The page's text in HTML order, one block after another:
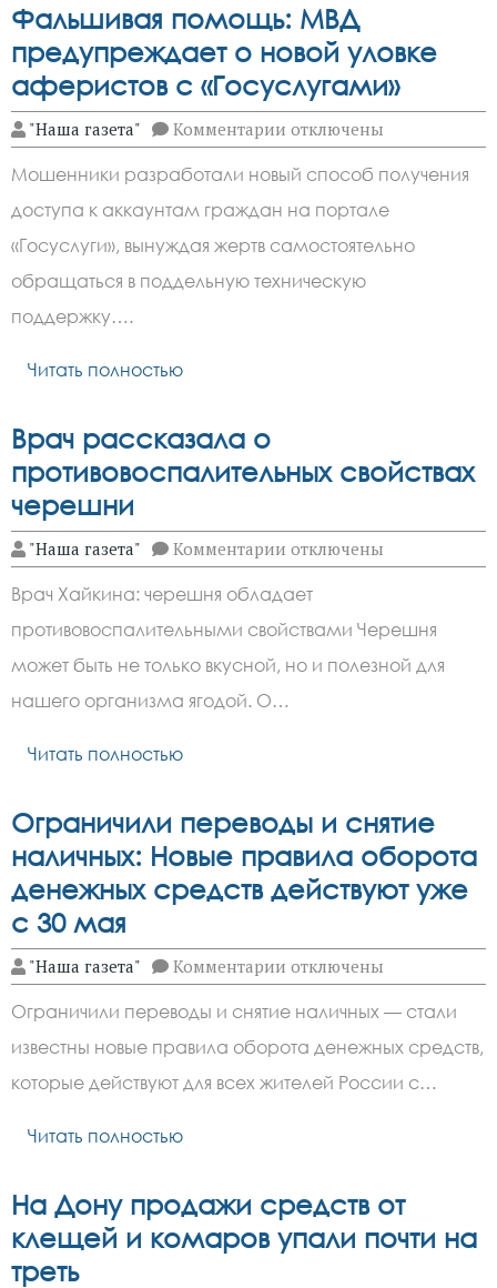
Фальшивая помощь: МВД
предупреждает о новой уловке
аферистов с «Госуслугами»
"Наша газета" Комментарии к
записи
Фальшивая
помощь:
МВД
предупреждает
о
новой
уловке
аферистов
отключены
Мошенники разработали новый способ получения
доступа к аккаунтам граждан на портале
«Госуслуги», вынуждая жертв самостоятельно
обращаться в поддельную техническую
поддержку….
Читать полностью
Врач рассказала о
противовоспалительных свойствах
черешни
"Наша газета" Комментарии к
записи
рассказала
о
противовоспалительных
свойствах
черешни
отключены
Врач Хайкина: черешня обладает
противовоспалительными свойствами Черешня
может быть не только вкусной, но и полезной для
нашего организма ягодой. О…
Читать полностью
Ограничили переводы и снятие
наличных: Новые правила оборота
денежных средств действуют уже
с 30 мая
"Наша газета" Комментарии к
записи
переводы
и
снятие
наличных:
Новые
уже
с
30
отключены
Ограничили переводы и снятие наличных — стали
известны новые правила оборота денежных средств,
которые действуют для всех жителей России с…
Читать полностью
На Дону продажи средств от
клещей и комаров упали почти на
треть